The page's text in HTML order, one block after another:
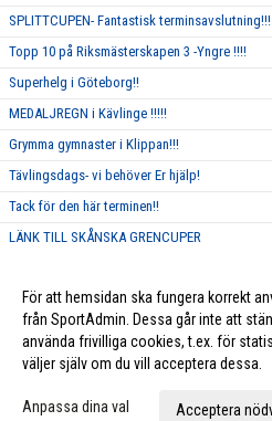
SPLITTCUPEN- Fantastisk terminsavslutning!!!
Topp 10 på Riksmästerskapen 3 -Yngre !!!!
Superhelg i Göteborg!!
MEDALJREGN i Kävlinge !!!!!
Grymma gymnaster i Klippan!!!
Tävlingsdags- vi behöver Er hjälp!
Tack för den här terminen!!
LÄNK TILL SKÅNSKA GRENCUPER
Vi ska annordna en tävling, och behöver DIN
För att hemsidan ska fungera korrekt
från SportAdmin. Dessa går inte att
använda frivilliga cookies, t.ex. för
väljer själv om du vill acceptera dessa.
Anpassa dina val Acceptera